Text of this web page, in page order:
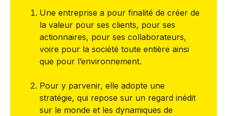
Une entreprise a pour finalité de créer de
la valeur pour ses clients, pour ses
actionnaires, pour ses collaborateurs,
voire pour la société toute entière ainsi
que pour l’environnement.
Pour y parvenir, elle adopte une
stratégie, qui repose sur un regard inédit
sur le monde et les dynamiques de